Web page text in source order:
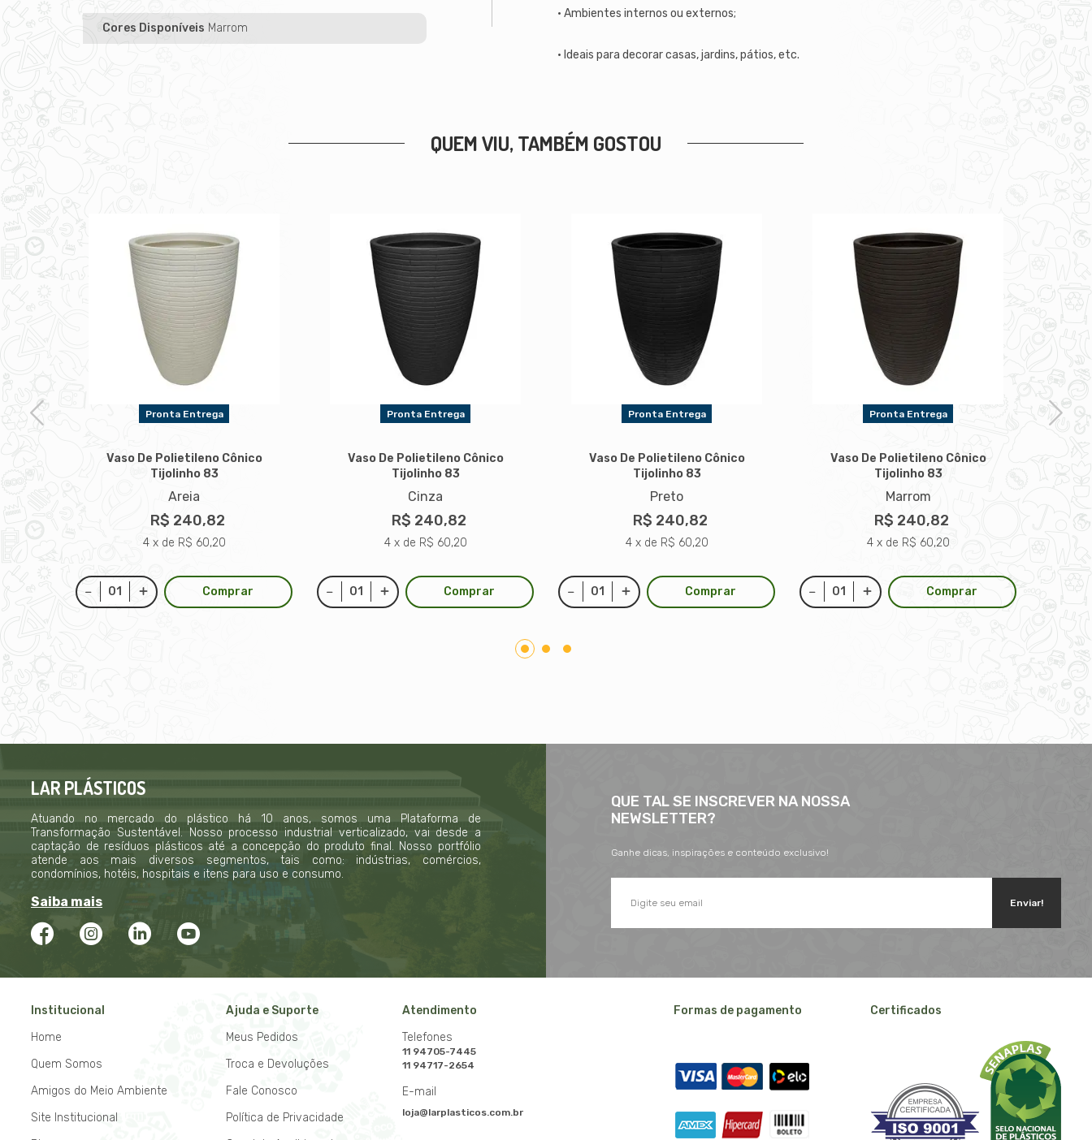
Cores Disponíveis Marrom
• Ambientes internos ou externos;
• Ideais para decorar casas, jardins, pátios, etc.
QUEM VIU, TAMBÉM GOSTOU
Pronta Entrega
Vaso De Polietileno Cônico
Tijolinho 83
Areia
R$ 240,82
4 x de R$ 60,20
Comprar
Pronta Entrega
Vaso De Polietileno Cônico
Tijolinho 83
Cinza
R$ 240,82
4 x de R$ 60,20
Comprar
Pronta Entrega
Vaso De Polietileno Cônico
Tijolinho 83
Preto
R$ 240,82
4 x de R$ 60,20
Comprar
Pronta Entrega
Vaso De Polietileno Cônico
Tijolinho 83
Marrom
R$ 240,82
4 x de R$ 60,20
Comprar
LAR PLÁSTICOS
Atuando no mercado do plástico há 10 anos, somos uma Plataforma de
Transformação Sustentável. Nosso processo industrial verticalizado, vai desde a
captação de resíduos plásticos até a concepção do produto final. Nosso portfólio
atende aos mais diversos segmentos, tais como: indústrias, comércios,
condomínios, hotéis, hospitais e itens para uso e consumo.
Saiba mais
QUE TAL SE INSCREVER NA NOSSA
NEWSLETTER?
Ganhe dicas, inspirações e conteúdo exclusivo!
Enviar!
Institucional
Home
Quem Somos
Amigos do Meio Ambiente
Site Institucional
Ajuda e Suporte
Meus Pedidos
Troca e Devoluções
Fale Conosco
Política de Privacidade
Atendimento
Telefones
11 94705-7445
11 94717-2654
E-mail
loja@larplasticos.com.br
Formas de pagamento Certificados